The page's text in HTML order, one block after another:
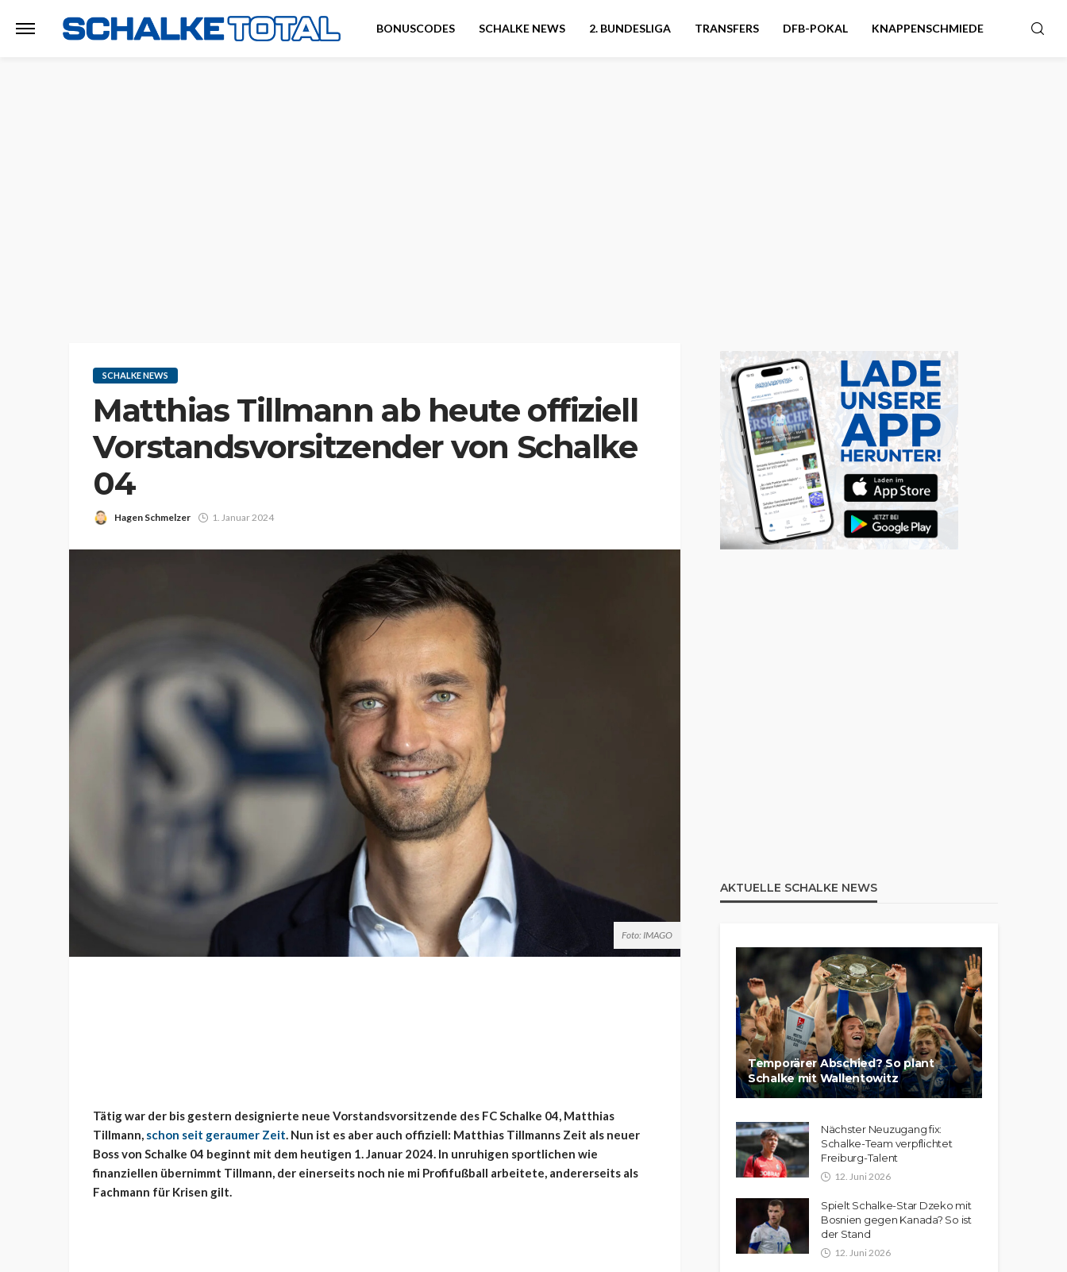
BONUSCODES SCHALKE NEWS 2. BUNDESLIGA TRANSFERS DFB-POKAL KNAPPENSCHMIEDE
SCHALKE NEWS
Matthias Tillmann ab heute offiziell
Vorstandsvorsitzender von Schalke
04
Hagen Schmelzer 1. Januar 2024
Foto: IMAGO
Tätig war der bis gestern designierte neue Vorstandsvorsitzende des FC Schalke 04, Matthias
Tillmann, schon seit geraumer Zeit. Nun ist es aber auch offiziell: Matthias Tillmanns Zeit als neuer
Boss von Schalke 04 beginnt mit dem heutigen 1. Januar 2024. In unruhigen sportlichen wie
finanziellen übernimmt Tillmann, der einerseits noch nie mi Profifußball arbeitete, andererseits als
Fachmann für Krisen gilt.
AKTUELLE SCHALKE NEWS
Temporärer Abschied? So plant
Schalke mit Wallentowitz
Nächster Neuzugang fix:
Schalke-Team verpflichtet
Freiburg-Talent
12. Juni 2026
Spielt Schalke-Star Dzeko mit
Bosnien gegen Kanada? So ist
der Stand
12. Juni 2026